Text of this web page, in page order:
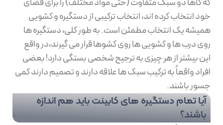
خود انتخاب کرده اند، انتخاب ترکیبی از دستگیره و کشویی
همیشه یک انتخاب مطمئن است. به طور کلی، دستگیره ها
روی درب ها و کشویی ها روی کشوها قرار می گیرند،در واقع
این بیشتر از هر چیزی به ترجیح شخصی بستگی دارد! بعضی
افراد واقعاً به ترکیب سبک ها علاقه دارند و تصمیم دارند کمی
جسور باشند.
آیا تمام دستگیره های کابینت باید هم اندازه
باشند؟